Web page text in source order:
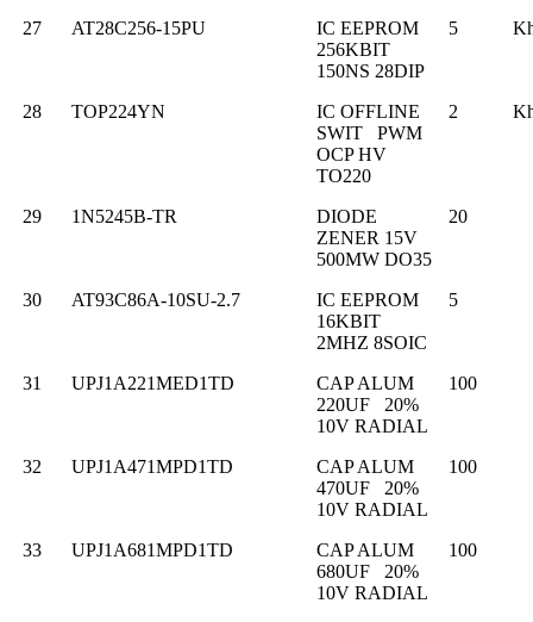
27 AT28C256-15PU
IC EEPROM
256KBIT
150NS 28DIP
5
28 TOP224YN
IC OFFLINE
SWIT PWM
OCP HV
TO220
2
29 1N5245B-TR
DIODE
ZENER 15V
500MW DO35
20
30 AT93C86A-10SU-2.7
IC EEPROM
16KBIT
2MHZ 8SOIC
5
31 UPJ1A221MED1TD
CAP ALUM
220UF 20%
10V RADIAL
100
32 UPJ1A471MPD1TD
CAP ALUM
470UF 20%
10V RADIAL
100
33 UPJ1A681MPD1TD
CAP ALUM
680UF 20%
10V RADIAL
100